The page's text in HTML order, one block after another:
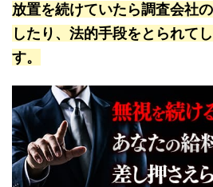
放置を続けていたら調査会社
したり、法的手段をとられて
す。